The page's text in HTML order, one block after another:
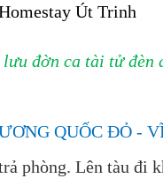
Út Trinh
đờn ca tài tử đèn
QUỐC ĐỎ -
phòng. Lên tàu đi